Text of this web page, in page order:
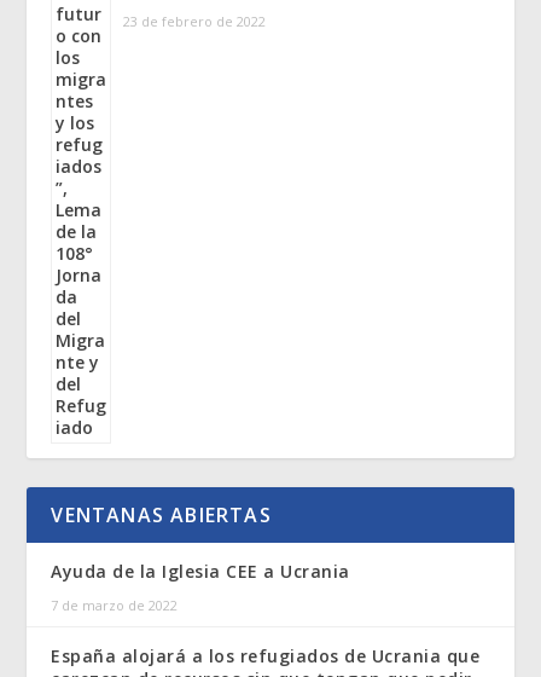
23 de febrero de 2022
VENTANAS ABIERTAS
Ayuda de la Iglesia CEE a Ucrania
7 de marzo de 2022
España alojará a los refugiados de Ucrania que